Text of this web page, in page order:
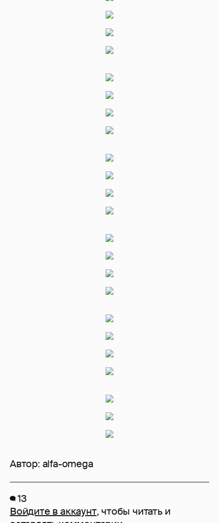
Автор: alfa-omega
13
Войдите в аккаунт, чтобы читать и